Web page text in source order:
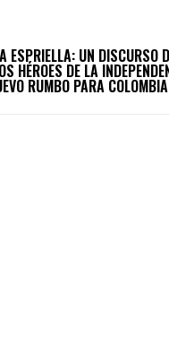
ESPRIELLA: UN DISCURSO
HÉROES DE LA
RUMBO PARA COLOMBIA